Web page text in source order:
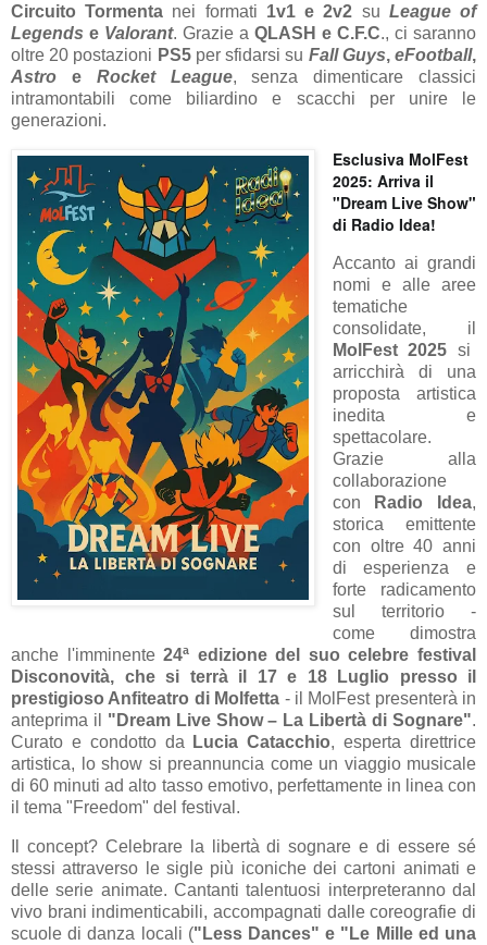
Circuito Tormenta nei formati 1v1 e 2v2 su League of
Legends e Valorant. Grazie a QLASH e C.F.C., ci saranno
oltre 20 postazioni PS5per sfidarsi su Fall Guys,eFootball,
Astro e Rocket League, senza dimenticare classici
intramontabili come biliardino e scacchi per unire le
generazioni.
Esclusiva MolFest
2025: Arriva il
"Dream Live Show"
di Radio Idea!
Accanto ai grandi
nomi e alle aree
tematiche
consolidate, il
MolFest 2025 si
arricchirà di una
proposta artistica
inedita e
spettacolare.
Grazie alla
collaborazione
con
Radio Idea,
storica emittente
con oltre 40 anni
di esperienza e
forte radicamento
sul territorio -
come dimostra
anche l'imminente24ª edizione del suo celebre festival
Disconovità, che si terrà il 17 e 18 Luglio presso il
prestigioso Anfiteatro di Molfetta - il MolFest presenterà in
anteprima il "Dream Live Show – La Libertà di Sognare".
Curato e condotto da Lucia Catacchio, esperta direttrice
artistica, lo show si preannuncia come un viaggio musicale
di 60 minuti ad alto tasso emotivo, perfettamente in linea con
il tema "Freedom" del festival.
Il concept? Celebrare la libertà di sognare e di essere sé
stessi attraverso le sigle più iconiche dei cartoni animati e
delle serie animate. Cantanti talentuosi interpreteranno dal
vivo brani indimenticabili, accompagnati dalle coreografie di
scuole di danza locali ("Less Dances" e "Le Mille ed una